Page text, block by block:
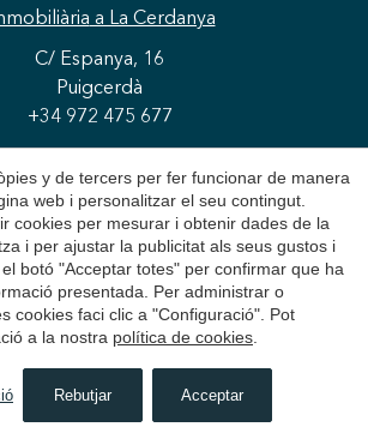
CERCAR
a La Cerdanya
C/ Espanya, 16
Puigcerdà
+34 972 475 677
Andorra
Immobiliària a Andorra
C/ de la Unió, 9
Escaldes-Engordany
+376 841 800
y de tercers per fer funcionar de manera
web i personalitzar el seu contingut.
cookies per mesurar i obtenir dades de la
i per ajustar la publicitat als seus gustos i
botó "Acceptar totes" per confirmar que ha
presentada. Per administrar o
cookies faci clic a "Configuració". Pot
a la nostra política de cookies.
Rebutjar Acceptar